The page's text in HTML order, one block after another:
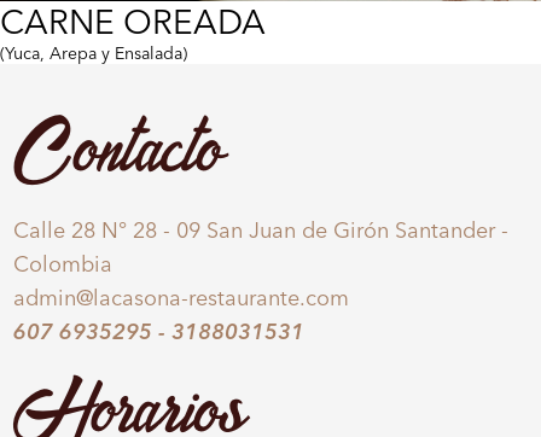
CARNE OREADA
(Yuca, Arepa y Ensalada)
Contacto
Calle 28 N° 28 - 09 San Juan de Girón Santander -
Colombia
admin@lacasona-restaurante.com
607 6935295 -3188031531
Horarios